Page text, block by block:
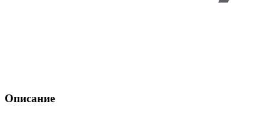
Описание